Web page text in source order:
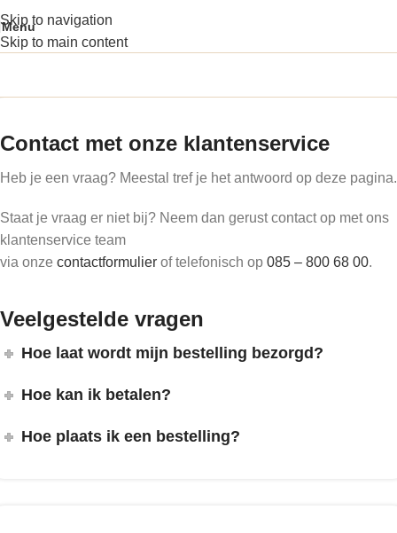
Skip to navigation
Skip to main content
Menu
Contact met onze klantenservice
Heb je een vraag? Meestal tref je het antwoord op deze pagina.
Staat je vraag er niet bij? Neem dan gerust contact op met ons
klantenservice team
via onze contactformulier of telefonisch op 085 – 800 68 00.
Veelgestelde vragen
Hoe laat wordt mijn bestelling bezorgd?
Hoe kan ik betalen?
Hoe plaats ik een bestelling?